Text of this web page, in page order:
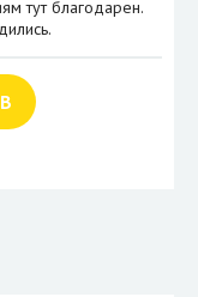
тут благодарен.